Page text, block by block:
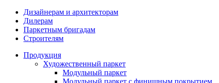
Дизайнерам и архитекторам
Дилерам
Паркетным бригадам
Строителям
Продукция
Художественный паркет
Модульный паркет
Модульный паркет с финишным покрытием